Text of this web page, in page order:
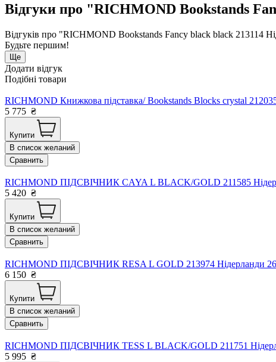
Відгуки про "RICHMOND Bookstands
Відгуків про "RICHMOND Bookstands Fancy black black 213114
Будьте першим!
Ще
Додати відгук
Подібні товари
RICHMOND Книжкова підставка/ Bookstands Blocks crystal
5 775 ₴
Купити
В список желаний
Сравнить
RICHMOND ПІДСВІЧНИК CAYA L BLACK/GOLD 211585
5 420 ₴
Купити
В список желаний
Сравнить
RICHMOND ПІДСВІЧНИК RESA L GOLD 213974 Нідерланди
6 150 ₴
Купити
В список желаний
Сравнить
RICHMOND ПІДСВІЧНИК TESS L BLACK/GOLD 211751
5 995 ₴